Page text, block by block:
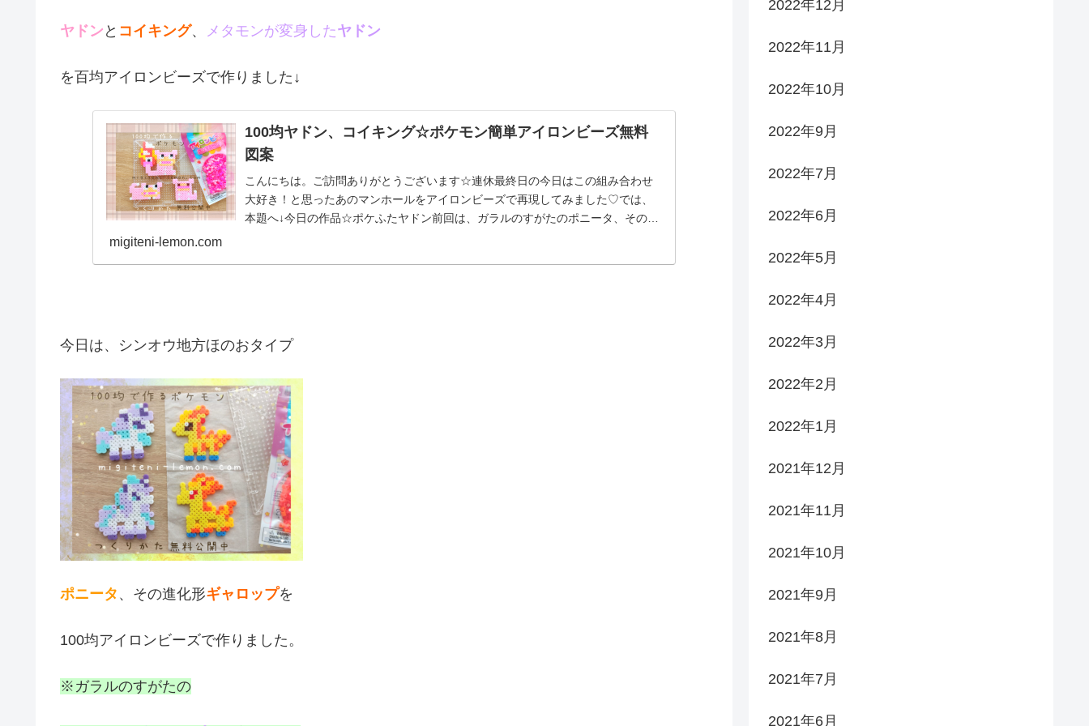
ヤドン と コイキング、 メタモンが変身したヤドン
を百均アイロンビーズで作りました↓
100均ヤドン、コイキング☆ポケモン簡単アイロンビーズ無料
図案
こんにちは。ご訪問ありがとうございます☆連休最終日の今日はこの組み合わせ
大好き！と思ったあのマンホールをアイロンビーズで再現してみました♡では、
本題へ↓今日の作品☆ポケふたヤドン前回は、ガラルのすがたのポニータ、その進
migiteni-lemon.com
今日は、シンオウ地方ほのおタイプ
ポニータ 、その進化形ギャロップを
100均アイロンビーズで作りました。
※ガラルのすがたの
2022年12月
2022年11月
2022年10月
2022年9月
2022年7月
2022年6月
2022年5月
2022年4月
2022年3月
2022年2月
2022年1月
2021年12月
2021年11月
2021年10月
2021年9月
2021年8月
2021年7月
2021年6月